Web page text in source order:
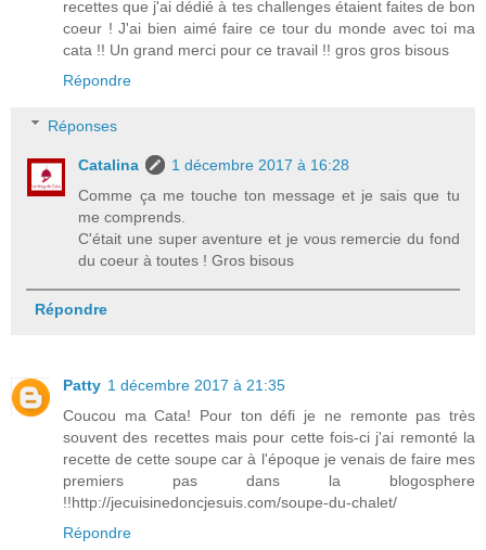
recettes que j'ai dédié à tes challenges étaient faites de bon
coeur ! J'ai bien aimé faire ce tour du monde avec toi ma
cata !! Un grand merci pour ce travail !! gros gros bisous
Répondre
Réponses
Catalina
1 décembre 2017 à 16:28
Comme ça me touche ton message et je sais que tu
me comprends.
C'était une super aventure et je vous remercie du fond
du coeur à toutes ! Gros bisous
Répondre
Patty 1 décembre 2017 à 21:35
Coucou ma Cata! Pour ton défi je ne remonte pas très
souvent des recettes mais pour cette fois-ci j'ai remonté la
recette de cette soupe car à l'époque je venais de faire mes
premiers pas dans la blogosphere
!!http://jecuisinedoncjesuis.com/soupe-du-chalet/
Répondre